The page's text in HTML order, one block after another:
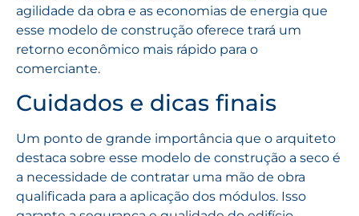
agilidade da obra e as economias de energia que
esse modelo de construção oferece trará um
retorno econômico mais rápido para o
comerciante.
Cuidados e dicas finais
Um ponto de grande importância que o arquiteto
destaca sobre esse modelo de construção a seco é
a necessidade de contratar uma mão de obra
qualificada para a aplicação dos módulos. Isso